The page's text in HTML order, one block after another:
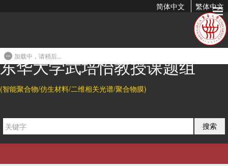
简体中文 繁体中文
东华大学武培怡教授课题组
(智能聚合物/仿生材料/二维相关光谱/聚合物膜)
搜索
2018-02-17 10:25
上一篇
友情链接
加载中，请稍后...